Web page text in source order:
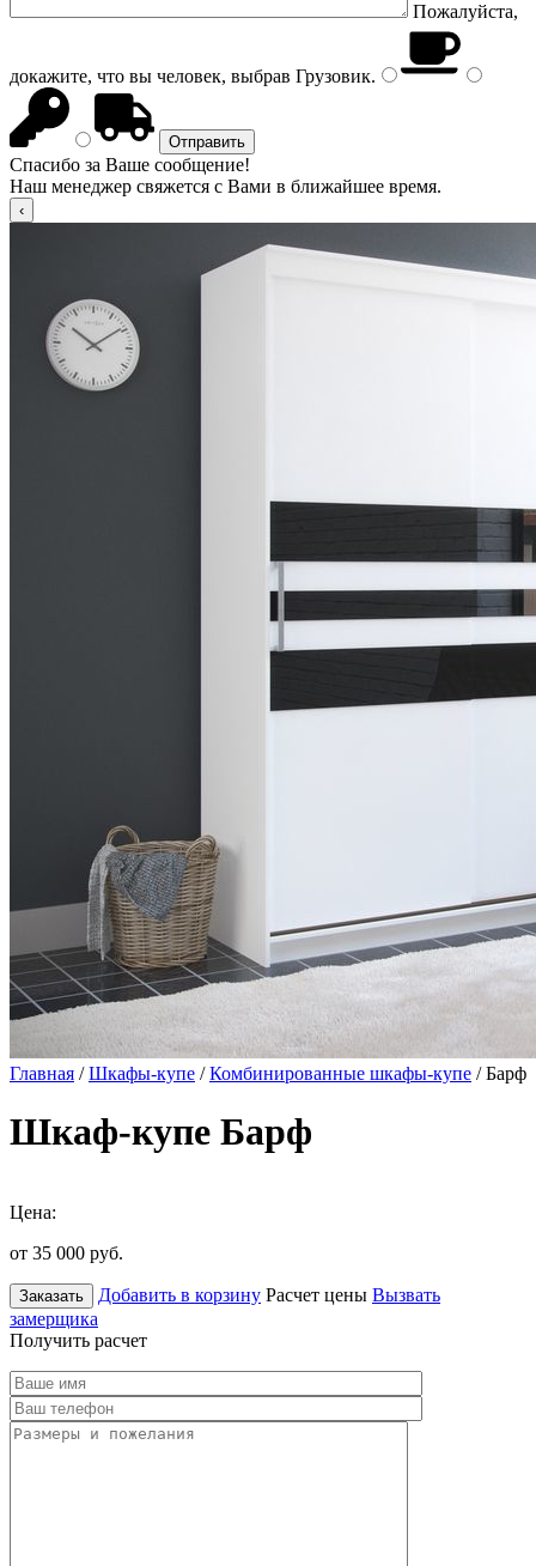
Пожалуйста,
докажите, что вы человек, выбрав Грузовик.
Спасибо за Ваше сообщение!
Наш менеджер свяжется с Вами в ближайшее время.
Главная /Шкафы-купе /Комбинированные шкафы-купе / Барф
Шкаф-купе Барф
Цена:
от 35 000 руб.
Заказать Добавить в корзину Расчет цены Вызвать
замерщика
Получить расчет